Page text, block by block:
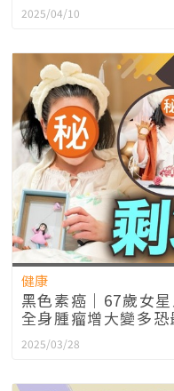
2025/04/10
健康
黑色素癌｜67歲女
全身腫瘤增大變多
2025/03/28